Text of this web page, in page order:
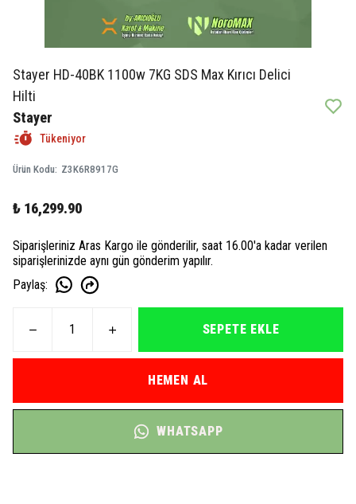
Stayer HD-40BK 1100w 7KG SDS Max Kırıcı Delici
Hilti
Stayer
Tükeniyor
Ürün Kodu: Z3K6R8917G
₺ 16,299.90
Siparişleriniz Aras Kargo ile gönderilir, saat 16.00'a kadar verilen
siparişlerinizde aynı gün gönderim yapılır.
Paylaş:
SEPETE EKLE
HEMEN AL
WHATSAPP